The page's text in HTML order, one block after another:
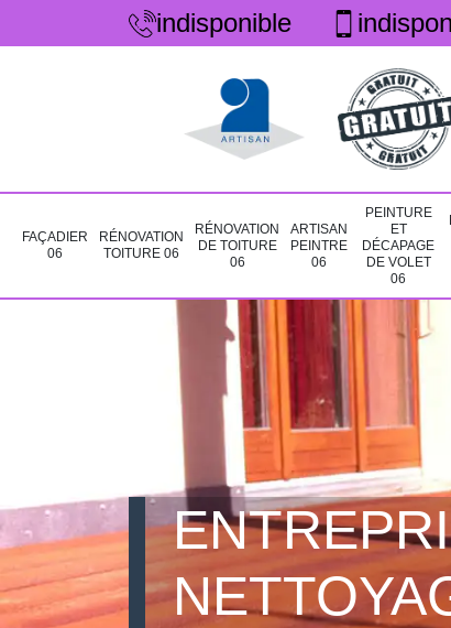
indisponible
FAÇADIER
06
RÉNOVATION
TOITURE 06
RÉNOVATION
DE TOITURE
06
ARTISAN
PEINTRE
06
PEINTURE
ET
DÉCAPAGE
DE VOLET
06